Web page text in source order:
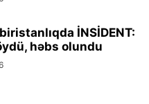
İNSİDENT:
həbs olundu